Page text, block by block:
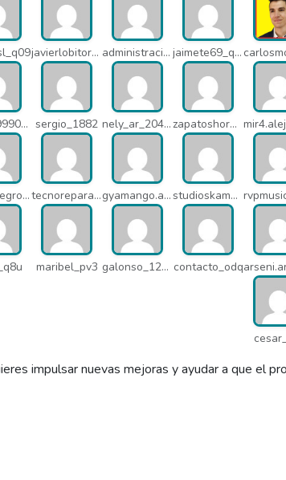
javierlobitort_pz2 administracion_q24 jaimete69_q26
keyef59990_q4h sergio_1882 nely_ar_20403 zapatoshormacuatro_q5b
montenegroasesores1975_q7b tecnoreparacionesmedellin_q7c gyamango.admin_q7d studioskamaleon_owz
maribel_pv3 galonso_12031 contacto_odq
impulsar nuevas mejoras y ayudar a que el